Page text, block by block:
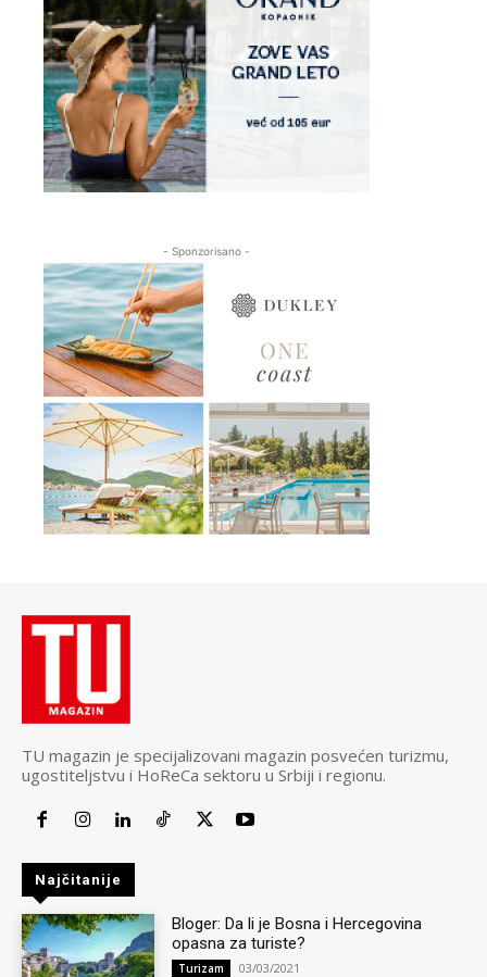
- Sponzorisano -
TU magazin je specijalizovani magazin posvećen turizmu,
ugostiteljstvu i HoReCa sektoru u Srbiji i regionu.
Najčitanije
Bloger: Da li je Bosna i Hercegovina
opasna za turiste?
Turizam 03/03/2021